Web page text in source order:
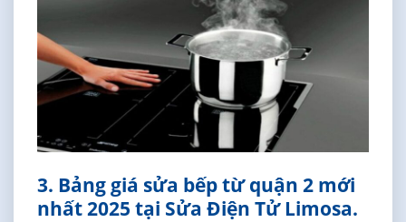
3. Bảng giá sửa bếp từ quận 2 mới
nhất 2025 tại Sửa Điện Tử Limosa.